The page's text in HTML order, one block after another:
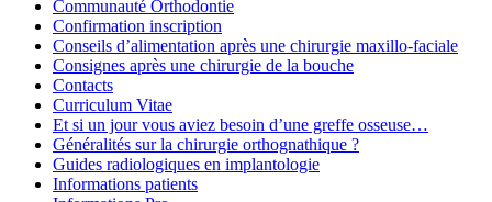
Communauté Orthodontie
Confirmation inscription
Conseils d’alimentation après une chirurgie maxillo-faciale
Consignes après une chirurgie de la bouche
Contacts
Curriculum Vitae
Et si un jour vous aviez besoin d’une greffe osseuse…
Généralités sur la chirurgie orthognathique ?
Guides radiologiques en implantologie
Informations patients